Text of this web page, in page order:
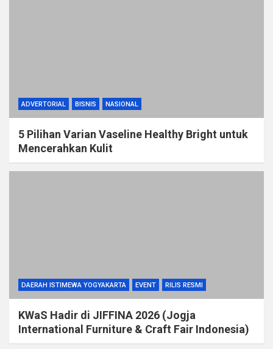
ADVERTORIAL BISNIS NASIONAL
5 Pilihan Varian Vaseline Healthy Bright untuk
Mencerahkan Kulit
DAERAH ISTIMEWA YOGYAKARTA EVENT RILIS RESMI
KWaS Hadir di JIFFINA 2026 (Jogja
International Furniture & Craft Fair Indonesia)